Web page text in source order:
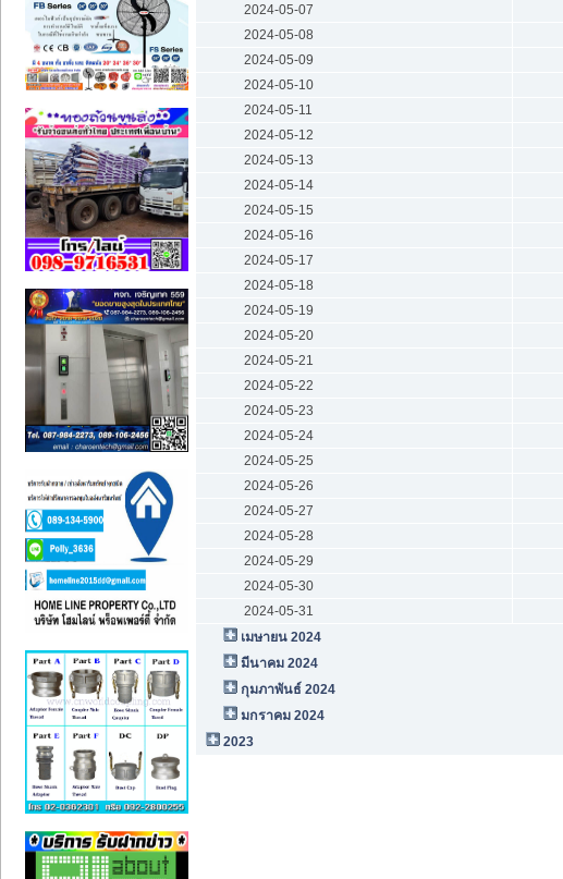
2024-05-07
2024-05-08
2024-05-09
2024-05-10
2024-05-11
2024-05-12
2024-05-13
2024-05-14
2024-05-15
2024-05-16
2024-05-17
2024-05-18
2024-05-19
2024-05-20
2024-05-21
2024-05-22
2024-05-23
2024-05-24
2024-05-25
2024-05-26
2024-05-27
2024-05-28
2024-05-29
2024-05-30
2024-05-31
เมษายน 2024
มีนาคม 2024
กุมภาพันธ์ 2024
มกราคม 2024
2023